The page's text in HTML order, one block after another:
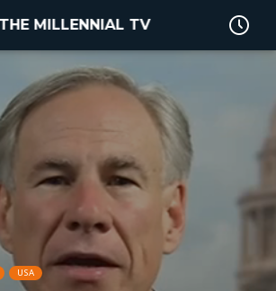
THE MILLENNIAL TV
USA